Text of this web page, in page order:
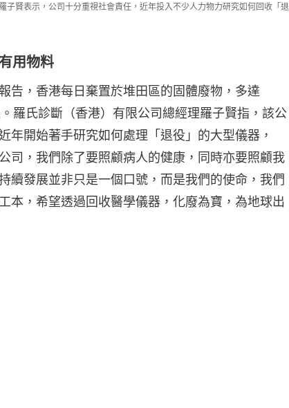
子賢表示，公司十分重視社會責任，近年投入不少人力物力研究如何回收「退
用物料
告，香港每日棄置於堆田區的固體廢物，多達
羅氏診斷（香港）有限公司總經理羅子賢指，該公
年開始著手研究如何處理「退役」的大型儀器，
司，我們除了要照顧病人的健康，同時亦要照顧我
續發展並非只是一個口號，而是我們的使命，我們
本，希望透過回收醫學儀器，化廢為寶，為地球出